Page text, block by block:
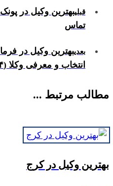
قبلیبهترین وکیل در
تماس
بعدیبهترین وکیل در
انتخاب و معرفی وکلا (۱۴۰۴)
مطالب مرتبط ...
بهترین وکیل در کرج